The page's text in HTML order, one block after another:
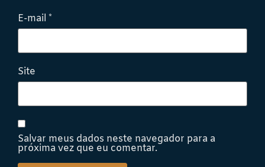
E-mail *
Site
Salvar meus dados neste navegador para a
próxima vez que eu comentar.